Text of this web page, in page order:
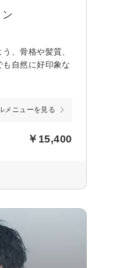
、骨格や髪質、
自然に好印象な
メニューを見る
￥15,400